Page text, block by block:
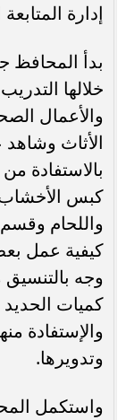
إدارة
بدأ المحافظ
خلالها
والأعمال
الأثاث
بالاستفادة
كبس الأخشاب
واللحام
كيفية عمل
وجه بالتنسيق
كميات
والإستفادة
وتدويرها.
واستكمل